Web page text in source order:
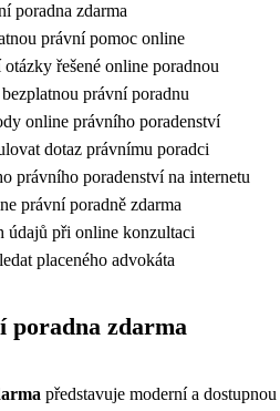
poradna zdarma
právní pomoc online
řešené online poradnou
právní poradnu
online právního poradenství
dotaz právnímu poradci
právního poradenství na internetu
právní poradně zdarma
údajů při online konzultaci
placeného advokáta
poradna zdarma
představuje moderní a